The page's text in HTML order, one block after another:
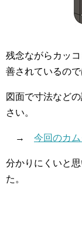
残念ながらカッ
善されているので
図面で寸法など
さい。
→ 今回のカ
分かりにくいと
た。